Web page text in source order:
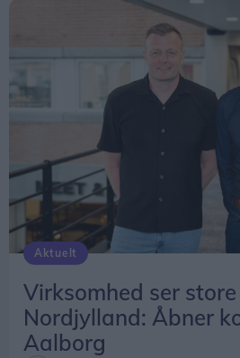
Aktuelt
Virksomhed ser
Nordjylland: Åbner
Aalborg